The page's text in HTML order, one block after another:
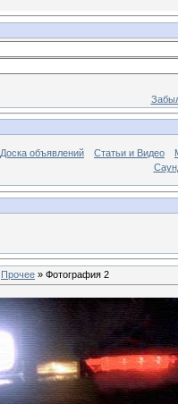
Доска объявлений Статьи и Видео
Прочее » Фотография 2